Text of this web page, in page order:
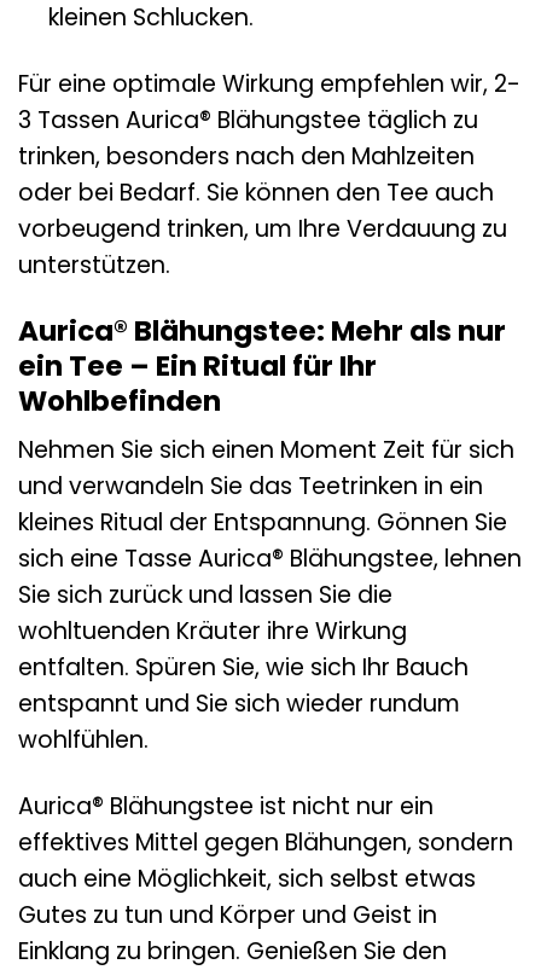
kleinen Schlucken.
Für eine optimale Wirkung empfehlen wir, 2-
3 Tassen Aurica® Blähungstee täglich zu
trinken, besonders nach den Mahlzeiten
oder bei Bedarf. Sie können den Tee auch
vorbeugend trinken, um Ihre Verdauung zu
unterstützen.
Aurica® Blähungstee: Mehr als nur
ein Tee – Ein Ritual für Ihr
Wohlbefinden
Nehmen Sie sich einen Moment Zeit für sich
und verwandeln Sie das Teetrinken in ein
kleines Ritual der Entspannung. Gönnen Sie
sich eine Tasse Aurica® Blähungstee, lehnen
Sie sich zurück und lassen Sie die
wohltuenden Kräuter ihre Wirkung
entfalten. Spüren Sie, wie sich Ihr Bauch
entspannt und Sie sich wieder rundum
wohlfühlen.
Aurica® Blähungstee ist nicht nur ein
effektives Mittel gegen Blähungen, sondern
auch eine Möglichkeit, sich selbst etwas
Gutes zu tun und Körper und Geist in
Einklang zu bringen. Genießen Sie den